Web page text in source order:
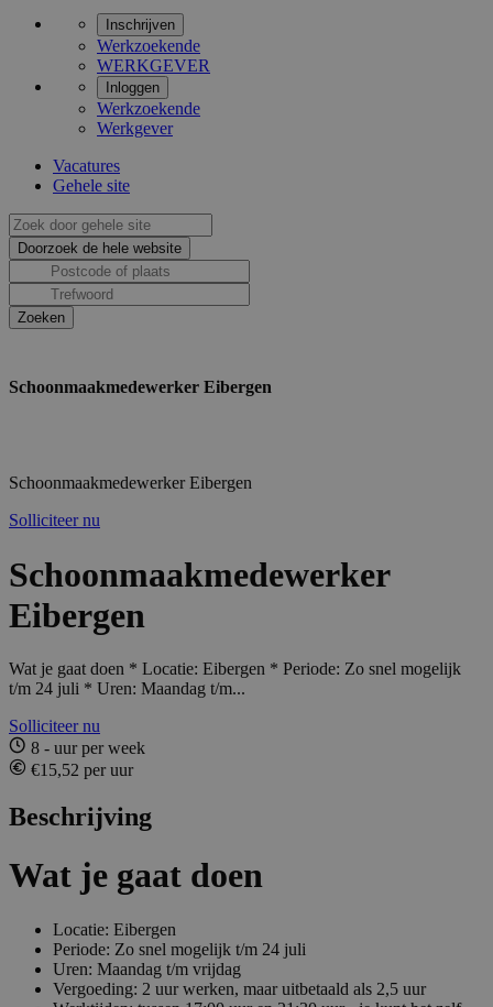
Inschrijven
Werkzoekende
WERKGEVER
Inloggen
Werkzoekende
Werkgever
Vacatures
Gehele site
Schoonmaakmedewerker Eibergen
Schoonmaakmedewerker Eibergen
Solliciteer nu
Schoonmaakmedewerker
Eibergen
Wat je gaat doen * Locatie: Eibergen * Periode: Zo snel mogelijk
t/m 24 juli * Uren: Maandag t/m...
Solliciteer nu
8 - uur per week
€15,52 per uur
Beschrijving
Wat je gaat doen
Locatie: Eibergen
Periode: Zo snel mogelijk t/m 24 juli
Uren: Maandag t/m vrijdag
Vergoeding: 2 uur werken, maar uitbetaald als 2,5 uur